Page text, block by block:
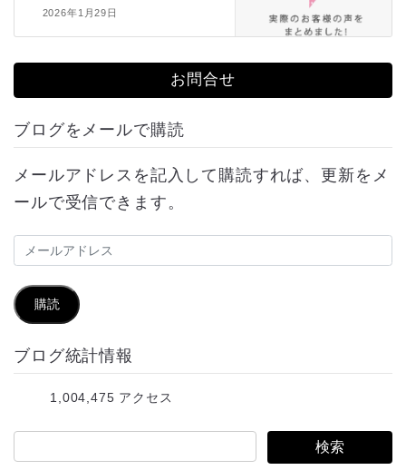
2026年1月29日
お問合せ
ブログをメールで購読
メールアドレスを記入して購読すれば、更新をメ
ールで受信できます。
メ
ル
ア
ド
購読
ブログ統計情報
1,004,475 アクセス